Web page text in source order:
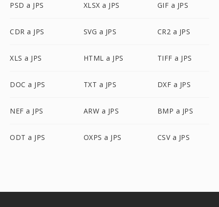
PSD a JPS XLSX a JPS GIF a JPS
CDR a JPS SVG a JPS CR2 a JPS
XLS a JPS HTML a JPS TIFF a JPS
DOC a JPS TXT a JPS DXF a JPS
NEF a JPS ARW a JPS BMP a JPS
ODT a JPS OXPS a JPS CSV a JPS